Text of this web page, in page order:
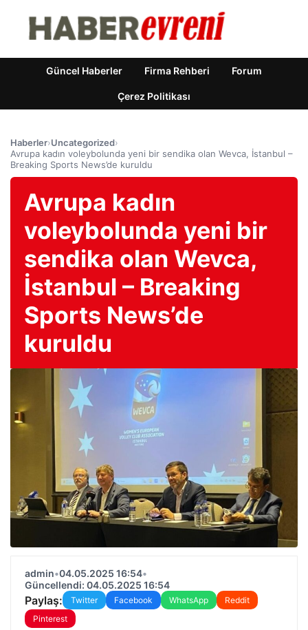
Güncel Haberler Firma Rehberi Forum
Çerez Politikası
Haberler›Uncategorized›
Avrupa kadın voleybolunda yeni bir sendika olan Wevca, İstanbul –
Breaking Sports News’de kuruldu
Avrupa kadın
voleybolunda yeni bir
sendika olan Wevca,
İstanbul – Breaking
Sports News’de
kuruldu
admin•04.05.2025 16:54•
Güncellendi: 04.05.2025 16:54
Paylaş: Twitter Facebook WhatsApp
Reddit
Pinterest